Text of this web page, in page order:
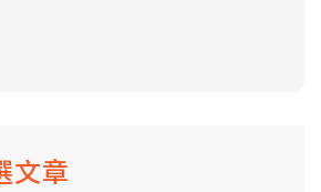
文章